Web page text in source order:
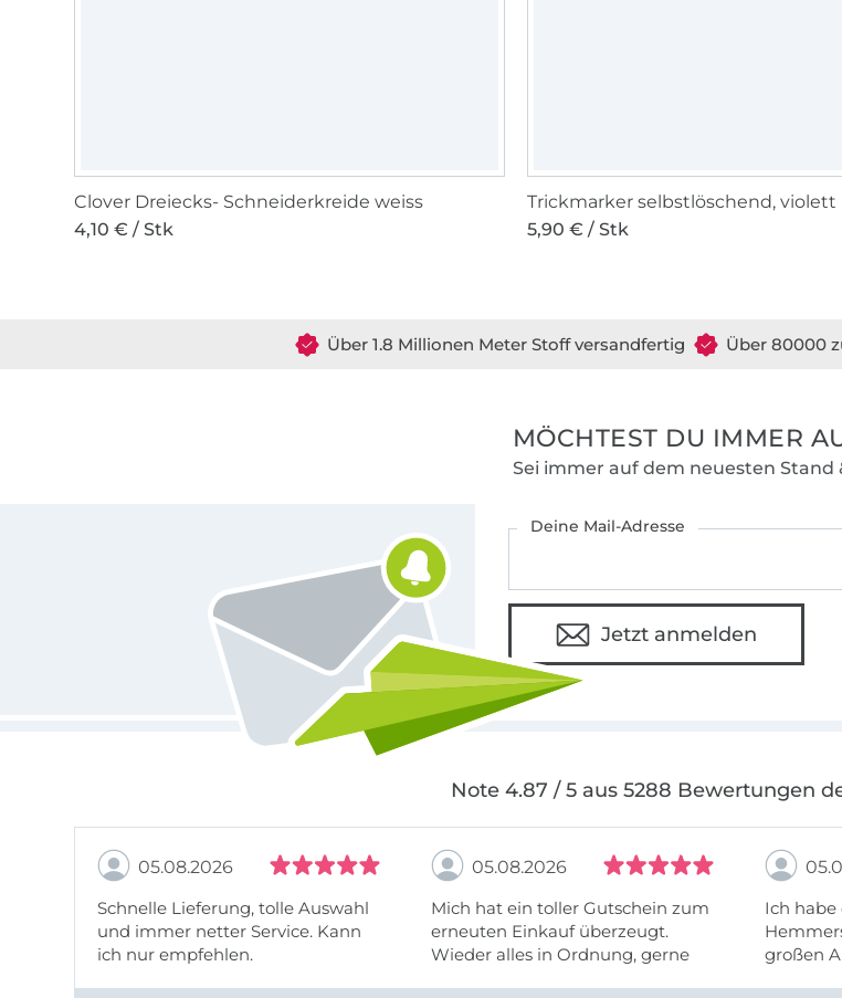
Clover Dreiecks- Schneiderkreide weiss
4,10 € / Stk
Trickmarker selbstlöschend, violett
5,90 € / Stk
Über 1.8 Millionen Meter Stoff versandfertig Über 80000
MÖCHTEST DU IMMER
Sei immer auf dem neuesten Stand
Deine Mail-Adresse
Jetzt anmelden
Note 4.87 / 5 aus 5288 Bewertungen
05.08.2026
Schnelle Lieferung, tolle Auswahl
und immer netter Service. Kann
ich nur empfehlen.
05.08.2026
Mich hat ein toller Gutschein zum
erneuten Einkauf überzeugt.
Wieder alles in Ordnung, gerne
Ich habe
großen